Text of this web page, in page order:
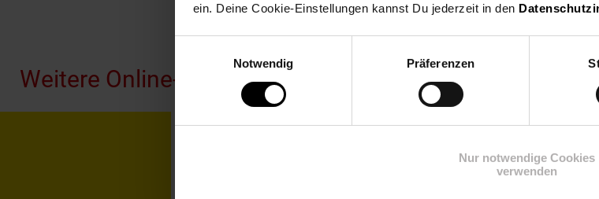
ein. Deine Cookie-Einstellungen kannst Du jederzeit in den
Notwendig
Präferenzen
Nur notwendige Cookies
verwenden
Weitere Online-Angebote
Netto Reisen TV-Shop Weinwelt